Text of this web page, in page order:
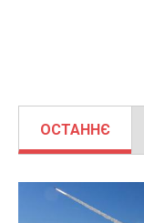
ОСТАННЄ